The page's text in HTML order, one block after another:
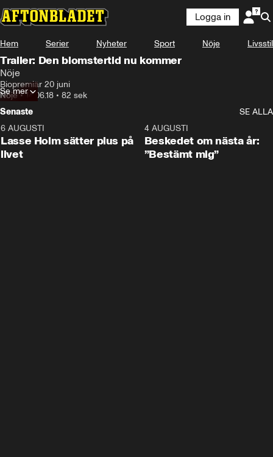
Logga in
Hem Serier Nyheter Sport Nöje Livsstil
Trailer: Den blomstertid nu kommer
Nöje
Biopremiär 20 juni
Nöje•14.06.18 • 82 sek
Se mer
Senaste
SE ALLA
6 AUGUSTI
Lasse Holm sätter plus på
livet
4 AUGUSTI
Beskedet om nästa år:
”Bestämt mig”